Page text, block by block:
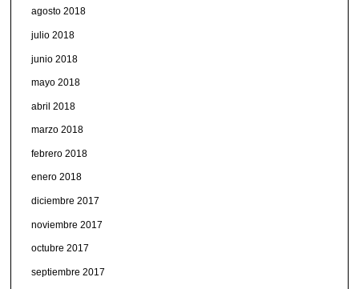
agosto 2018
julio 2018
junio 2018
mayo 2018
abril 2018
marzo 2018
febrero 2018
enero 2018
diciembre 2017
noviembre 2017
octubre 2017
septiembre 2017